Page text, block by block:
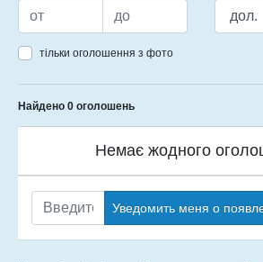
тільки оголошення з фото
Найдено 0 оголошень
Немає жодного
Уведомить меня о